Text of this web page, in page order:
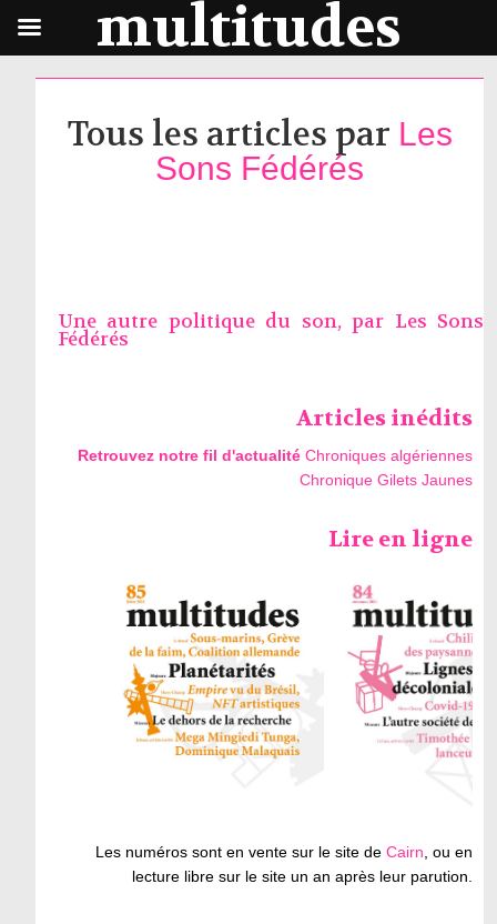
Tous les articles par Les
Sons Fédérés
Une autre politique du son, par Les Sons
Fédérés
Articles inédits
Retrouvez notre fil d'actualité Chroniques algériennes
Chronique Gilets Jaunes
Lire en ligne
Les numéros sont en vente sur le site deCairn, ou en
lecture libre sur le site un an après leur parution.
multitudes